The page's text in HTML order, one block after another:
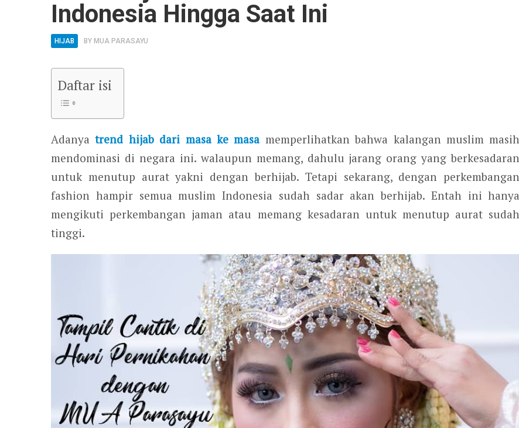
Indonesia Hingga Saat Ini
HIJAB BY MUA PARASAYU
Daftar isi
Adanyatrend hijab dari masa ke masa memperlihatkan bahwa kalangan muslim masih
mendominasi di negara ini. walaupun memang, dahulu jarang orang yang berkesadaran
untuk menutup aurat yakni dengan berhijab. Tetapi sekarang, dengan perkembangan
fashion hampir semua muslim Indonesia sudah sadar akan berhijab. Entah ini hanya
mengikuti perkembangan jaman atau memang kesadaran untuk menutup aurat sudah
tinggi.